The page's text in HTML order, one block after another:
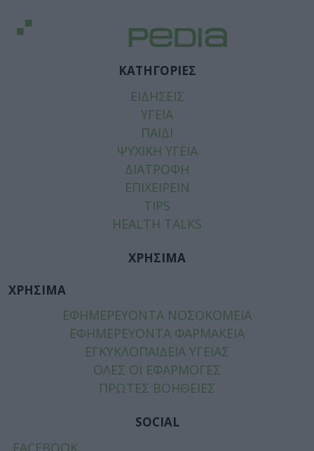
ΚΑΤΗΓΟΡΙΕΣ
ΕΙΔΗΣΕΙΣ
ΥΓΕΙΑ
ΠΑΙΔΙ
ΨΥΧΙΚΗ ΥΓΕΙΑ
ΔΙΑΤΡΟΦΗ
ΕΠΙΧΕΙΡΕΙΝ
TIPS
HEALTH TALKS
ΧΡΗΣΙΜΑ
ΧΡΗΣΙΜΑ
ΕΦΗΜΕΡΕΥΟΝΤΑ ΝΟΣΟΚΟΜΕΙΑ
ΕΦΗΜΕΡΕΥΟΝΤΑ ΦΑΡΜΑΚΕΙΑ
ΕΓΚΥΚΛΟΠΑΙΔΕΙΑ ΥΓΕΙΑΣ
ΟΛΕΣ ΟΙ ΕΦΑΡΜΟΓΕΣ
ΠΡΩΤΕΣ ΒΟΗΘΕΙΕΣ
SOCIAL
FACEBOOK